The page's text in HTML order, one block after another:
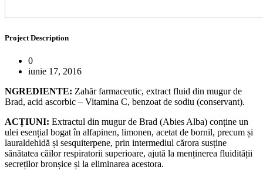
Project Description
0
iunie 17, 2016
NGREDIENTE: Zahăr farmaceutic, extract fluid din mugur de
Brad, acid ascorbic – Vitamina C, benzoat de sodiu (conservant).
ACȚIUNI: Extractul din mugur de Brad (Abies Alba) conține un
ulei esențial bogat în alfapinen, limonen, acetat de bornil, precum și
lauraldehidă și sesquiterpene, prin intermediul cărora susține
sănătatea căilor respiratorii superioare, ajută la menținerea fluidității
secreților bronșice și la eliminarea acestora.